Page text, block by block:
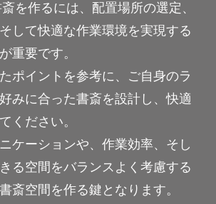
を作るには、配置場所の選定、
して快適な作業環境を実現する
重要です。
ポイントを参考に、ご自身のラ
みに合った書斎を設計し、快適
ください。
ケーションや、作業効率、そし
る空間をバランスよく考慮する
斎空間を作る鍵となります。